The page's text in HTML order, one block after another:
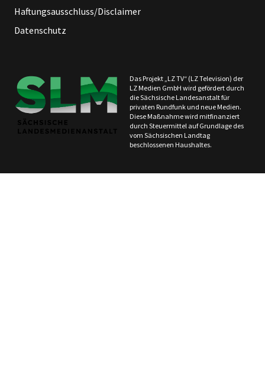
Haftungsausschluss/Disclaimer
Datenschutz
Das Projekt „LZ TV“ (LZ Television) der
LZ Medien GmbH wird gefördert durch
die Sächsische Landesanstalt für
privaten Rundfunk und neue Medien.
Diese Maßnahme wird mitfinanziert
durch Steuermittel auf Grundlage des
vom Sächsischen Landtag
beschlossenen Haushaltes.